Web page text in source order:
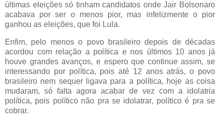
últimas eleições só tinham candidatos onde Jair Bolsonaro
acabava por ser o menos pior, mas infelizmente o pior
ganhou as eleições, que foi Lula.
Enfim, pelo menos o povo brasileiro depois de décadas
acordou com relação a política e nos últimos 10 anos já
houve grandes avanços, e espero que continue assim, se
interessando por política, pois até 12 anos atrás, o povo
brasileiro nem sequer ligava para a política, hoje as coisa
mudaram, só falta agora acabar de vez com a idolatria
política, pois político não pra se idolatrar, político é pra se
cobrar.